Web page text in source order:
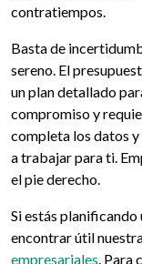
contratiempos.
Basta de
sereno. El
un plan detallado
compromiso y
completa los datos
a trabajar para ti.
el pie derecho.
Si estás planificando
encontrar útil
empresariales. Para